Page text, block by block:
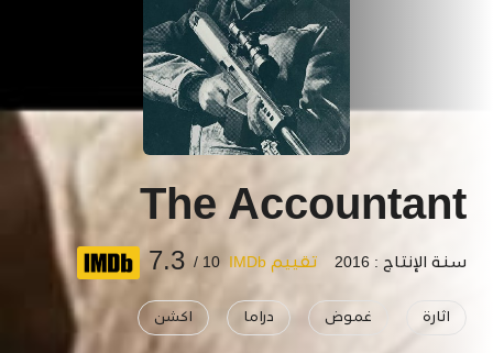
The Accountant
سنة الإنتاج : 2016 تقييم IMDb 10 /
7.3
اثارة غموض دراما اكشن